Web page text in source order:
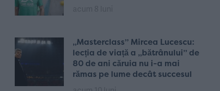
„Masterclass” Mircea Lucescu:
lecția de viață a „bătrânului” de
80 de ani căruia nu i-a mai
rămas pe lume decât succesul